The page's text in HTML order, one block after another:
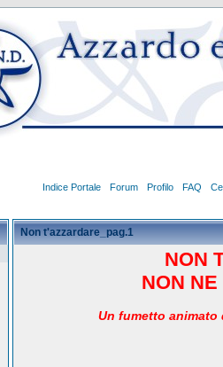
Indice Portale Forum Profilo FAQ
Non t'azzardare_pag.1
NON
NON
Un fumetto animato